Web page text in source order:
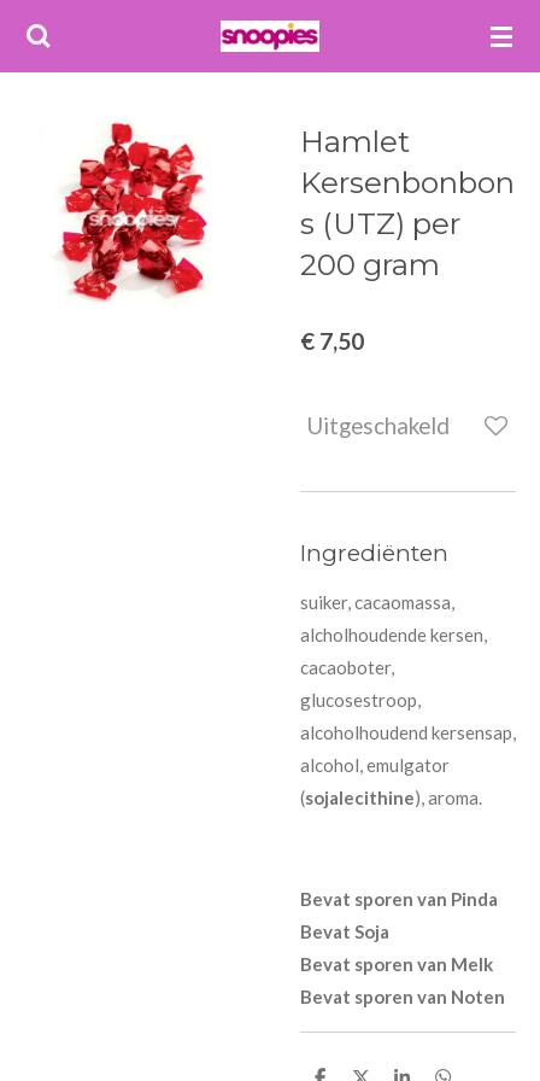
Ga
hoofdinhoud
Hamlet
Kersenbonbon
s (UTZ) per
200 gram
€ 7,50
Uitgeschakeld
Ingrediënten
suiker, cacaomassa,
alcholhoudende kersen,
cacaoboter,
glucosestroop,
alcoholhoudend kersensap,
alcohol, emulgator
(sojalecithine), aroma.
Bevat sporen van Pinda
Bevat Soja
Bevat sporen van Melk
Bevat sporen van Noten